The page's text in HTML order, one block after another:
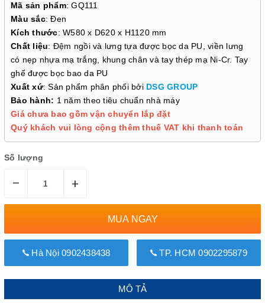
Mã sản phẩm: GQ111
Màu sắc: Đen
Kích thước: W580 x D620 x H1120 mm
Chất liệu: Đệm ngồi và lưng tựa được bọc da PU, viền lưng
có nẹp nhựa mạ trắng, khung chân và tay thép mạ Ni-Cr. Tay
ghế được bọc bao da PU
Xuất xứ: Sản phẩm phân phối bởi DSG GROUP
Bảo hành: 1 năm theo tiêu chuẩn nhà máy
Giá chưa bao gồm vận chuyển lắp đặt
Quý khách vui lòng cộng thêm thuế VAT khi thanh toán
Số lượng
– +
MUA NGAY
Hà Nội 0902438438 TP. HCM 0902295879
MÔ TẢ